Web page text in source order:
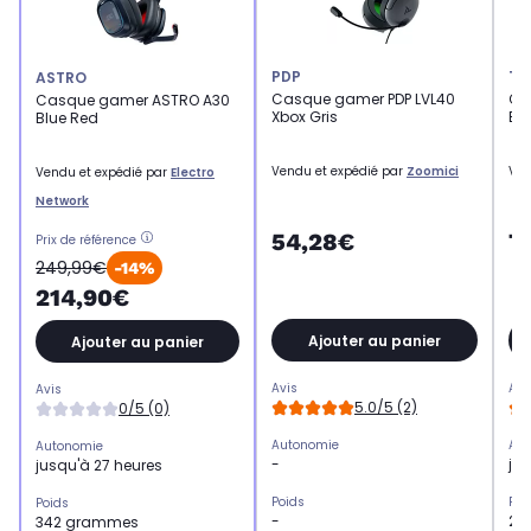
ASTRO
Casque gamer ASTRO A30
Blue Red
Vendu et expédié par Electro
Network
Prix de référence
249,99€ -14%
214,90€
Ajouter au panier
Avis
0/5 (0)
Autonomie
jusqu'à 27 heures
Poids
342 grammes
PDP
Casque gamer PDP LVL40
Xbox Gris
Vendu et expédié par Zoomici
54,28€
Ajouter au panier
Avis
5.0/5 (2)
Autonomie
-
Poids
-